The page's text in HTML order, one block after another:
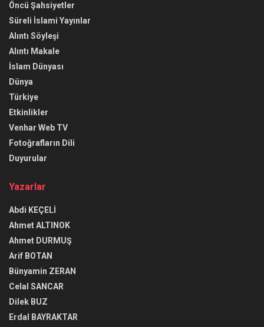
Öncü Şahsiyetler
Süreli İslami Yayınlar
Alıntı Söyleşi
Alıntı Makale
İslam Dünyası
Dünya
Türkiye
Etkinlikler
Venhar Web TV
Fotoğrafların Dili
Duyurular
Yazarlar
Abdi KEÇELİ
Ahmet ALTINOK
Ahmet DURMUŞ
Arif BOTAN
Bünyamin ZERAN
Celal SANCAR
Dilek BUZ
Erdal BAYRAKTAR